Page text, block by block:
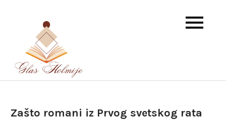
Zašto romani iz Prvog svetskog rata